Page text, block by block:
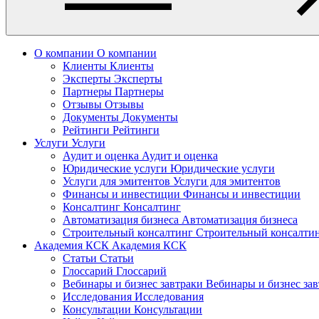
О компании О компании
Клиенты Клиенты
Эксперты Эксперты
Партнеры Партнеры
Отзывы Отзывы
Документы Документы
Рейтинги Рейтинги
Услуги Услуги
Аудит и оценка Аудит и оценка
Юридические услуги Юридические услуги
Услуги для эмитентов Услуги для эмитентов
Финансы и инвестиции Финансы и инвестиции
Консалтинг Консалтинг
Автоматизация бизнеса Автоматизация бизнеса
Строительный консалтинг Строительный
Академия КСК Академия КСК
Статьи Статьи
Глоссарий Глоссарий
Вебинары и бизнес завтраки Вебинары и бизнес
Исследования Исследования
Консультации Консультации